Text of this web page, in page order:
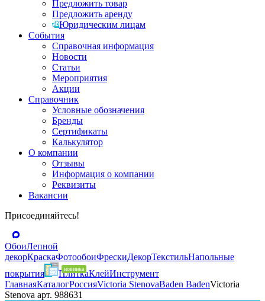
Предложить товар
Предложить аренду
Юридическим лицам
События
Справочная информация
Новости
Статьи
Мероприятия
Акции
Справочник
Условные обозначения
Бренды
Сертификаты
Калькулятор
О компании
Отзывы
Информация о компании
Реквизиты
Вакансии
Присоединяйтесь!
ОбоиЛепной
декорКраскаФотообоиФрескиДекорТекстильНапольные
покрытия
ПлиткаКлейИнструмент
ГлавнаяКаталогРоссияVictoria StenovaBaden BadenVictoria
Stenova арт. 988631